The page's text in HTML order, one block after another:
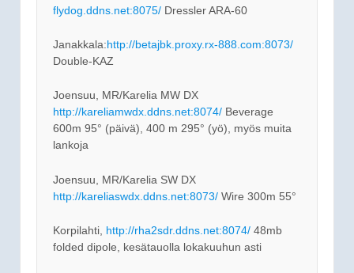
flydog.ddns.net:8075/ Dressler ARA-60
Janakkala:http://betajbk.proxy.rx-888.com:8073/
Double-KAZ
Joensuu, MR/Karelia MW DX
http://kareliamwdx.ddns.net:8074/ Beverage
600m 95° (päivä), 400 m 295° (yö), myös muita
lankoja
Joensuu, MR/Karelia SW DX
http://kareliaswdx.ddns.net:8073/ Wire 300m 55°
Korpilahti, http://rha2sdr.ddns.net:8074/ 48mb
folded dipole, kesätauolla lokakuuhun asti